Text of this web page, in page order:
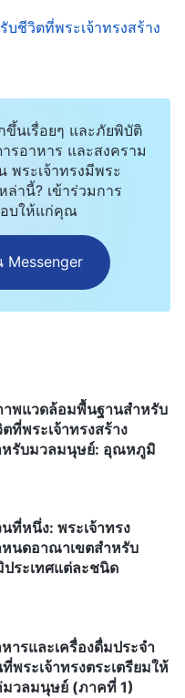
วางมวลมนุษย์ไว้ใน
อย่างขอไปทีหรือ
งเล็กน้อยเหล่านี้แต่ละ
รศนะของเรา แต่ละ
แก่มนุษย์นั้น จำเป็นต่อ
รกระทำของพระเจ้า
พระเจ้า, พระเจ้าพระองค์
เอง พระผู้ทรงเอกลักษณ์ 8
ชีวิตที่พระเจ้าทรงสร้าง
ขึ้นเรื่อยๆ และภัยพิบัติ
รอาหาร และสงคราม
พระเจ้าทรงมีพระ
ล่านี้? เข้าร่วมการ
อบให้แก่คุณ
Messenger
าพแวดล้อมพื้นฐานสำหรับ
ที่พระเจ้าทรงสร้าง
หรับมวลมนุษย์: อุณหภูมิ
ที่หนึ่ง: พระเจ้าทรง
หนดอาณาเขตสำหรับ
ระเทศแต่ละชนิด
ารและเครื่องดื่มประจำ
พระเจ้าทรงตระเตรียมให้
มวลมนุษย์ (ภาคที่ 1)